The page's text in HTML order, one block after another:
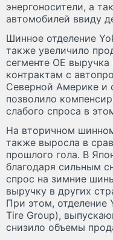
энергоносители, а
автомобилей ввиду
Шинное отделение
также увеличило
сегменте OE
контрактам с
Северной Америке и
позволило
слабого спроса в
На вторичном
также выросла в
прошлого гола. В
благодаря сильным
спрос на зимние
выручку в других
При этом, отделение
Tire Group),
снизило объемы